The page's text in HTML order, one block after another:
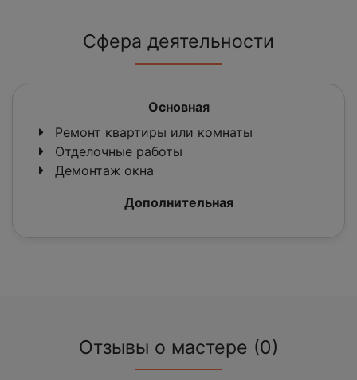
Сфера деятельности
Основная
Ремонт квартиры или комнаты
Отделочные работы
Демонтаж окна
Дополнительная
Отзывы о мастере (0)